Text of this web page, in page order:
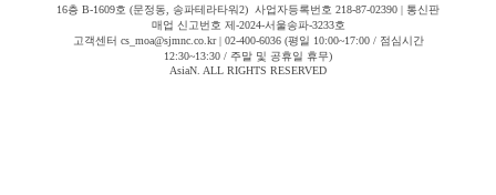
16층 B-1609호 (문정동, 송파테라타워2) 사업자등록번호 218-87-02390 | 통신판
매업 신고번호 제-2024-서울송파-3233호
고객센터 cs_moa@sjmnc.co.kr | 02-400-6036 (평일 10:00~17:00 / 점심시간
12:30~13:30 / 주말 및 공휴일 휴무)
AsiaN. ALL RIGHTS RESERVED